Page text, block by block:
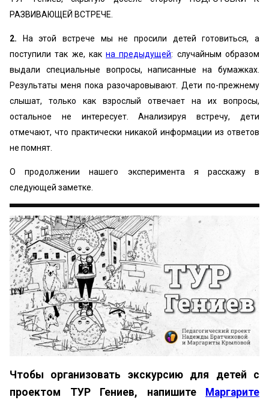
РАЗВИВАЮЩЕЙ ВСТРЕЧЕ.
2. На этой встрече мы не просили детей готовиться, а
поступили так же, какна предыдущей: случайным образом
выдали специальные вопросы, написанные на бумажках.
Результаты меня пока разочаровывают. Дети по-прежнему
слышат, только как взрослый отвечает на их вопросы,
остальное не интересует. Анализируя встречу, дети
отмечают, что практически никакой информации из ответов
не помнят.
О продолжении нашего эксперимента я расскажу в
следующей заметке.
Чтобы организовать экскурсию для детей с
проектом ТУР Гениев, напишите
Маргарите